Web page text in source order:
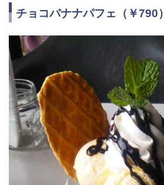
チョコバナナパフェ（￥790）